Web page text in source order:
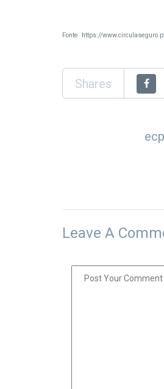
Fonte: https://
Shares
Leave A